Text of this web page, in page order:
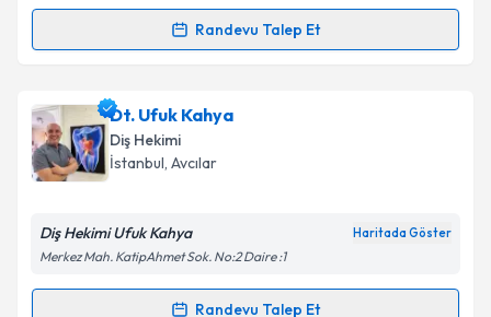
Kişisel verilerimin işlenmesine ilişkinAydınlatma
'ni okudum ve kişisel verilerimin belirtilen
kapsamda işlenmesini kabul ediyorum.
Takvim Talebini Gönder
Randevu Talep Et
Randevu Takvimi Talebi
Dr. Dt. Fatih Erseniçin randevu takvimi talebi
oluşturun. Size bu uzmandan randevu almanız için bir
takvim hazırlandığında e-posta ile bilgilendireceğiz.
Kişisel verilerimin işlenmesine ilişkin
Dt. Ufuk Kahya
Diş Hekimi
İstanbul, Avcılar
Diş Hekimi Ufuk Kahya Haritada Göster
Merkez Mah. KatipAhmet Sok. No:2 Daire :1
Randevu Talep Et